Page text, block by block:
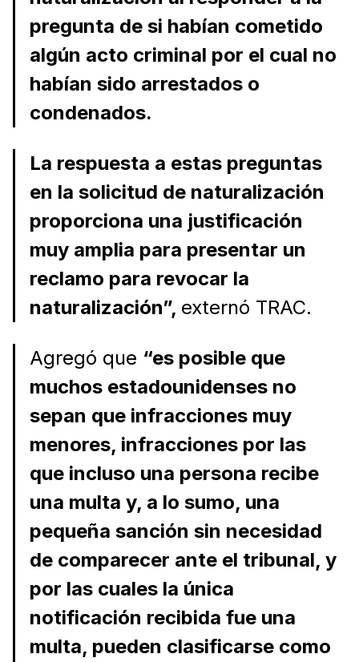
pregunta de si habían cometido
algún acto criminal por el cual no
habían sido arrestados o
condenados.
La respuesta a estas preguntas
en la solicitud de naturalización
proporciona una justificación
muy amplia para presentar un
reclamo para revocar la
naturalización”, externó TRAC.
Agregó que “es posible que
muchos estadounidenses no
sepan que infracciones muy
menores, infracciones por las
que incluso una persona recibe
una multa y, a lo sumo, una
pequeña sanción sin necesidad
de comparecer ante el tribunal, y
por las cuales la única
notificación recibida fue una
multa, pueden clasificarse como